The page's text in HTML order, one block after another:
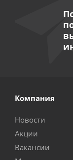
Компания
Новости
Акции
Вакансии